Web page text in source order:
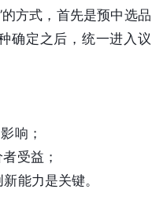
方式，首先是预中选品
确定之后，统一进入议
响；
受益；
能力是关键。